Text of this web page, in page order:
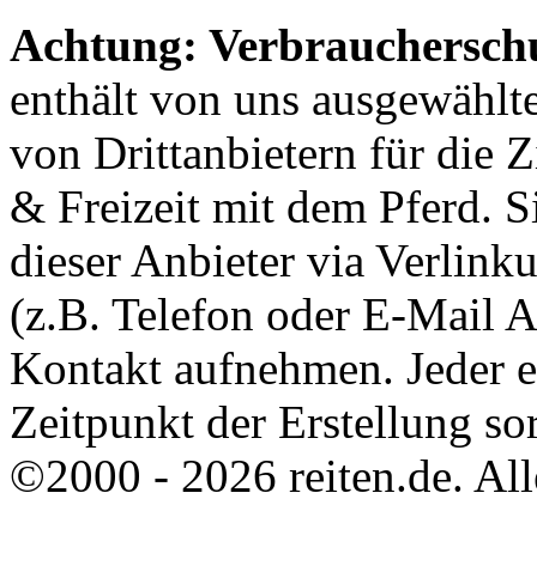
Achtung:
enthält von uns
von Drittanbietern für die
& Freizeit mit dem Pferd.
dieser Anbieter via
(z.B. Telefon oder E-Mail
Kontakt aufnehmen. Jeder
Zeitpunkt der Erstellung
©2000 - 2026 reiten.de.